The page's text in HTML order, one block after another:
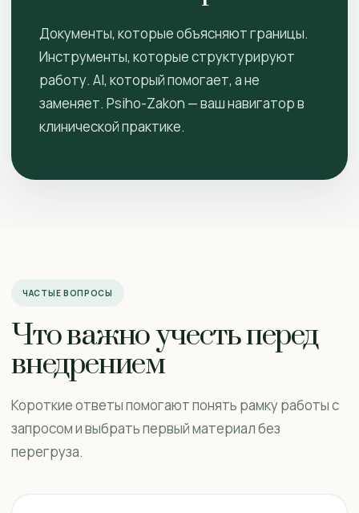
Документы, которые объясняют границы.
Инструменты, которые структурируют
работу. AI, который помогает, а не
заменяет. Psiho-Zakon — ваш навигатор в
клинической практике.
ЧАСТЫЕ ВОПРОСЫ
Что важно учесть перед
внедрением
Короткие ответы помогают понять рамку работы с
запросом и выбрать первый материал без
перегруза.